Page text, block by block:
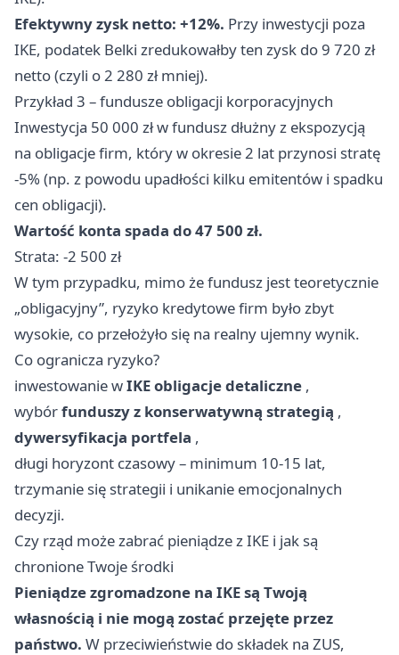
Efektywny zysk netto: +12%. Przy inwestycji poza
IKE, podatek Belki zredukowałby ten zysk do 9 720 zł
netto (czyli o 2 280 zł mniej).
Przykład 3 – fundusze obligacji korporacyjnych
Inwestycja 50 000 zł w fundusz dłużny z ekspozycją
na obligacje firm, który w okresie 2 lat przynosi stratę
-5% (np. z powodu upadłości kilku emitentów i spadku
cen obligacji).
Wartość konta spada do 47 500 zł.
Strata: -2 500 zł
W tym przypadku, mimo że fundusz jest teoretycznie
„obligacyjny”, ryzyko kredytowe firm było zbyt
wysokie, co przełożyło się na realny ujemny wynik.
Co ogranicza ryzyko?
inwestowanie wIKE obligacje detaliczne ,
wybórfunduszy z konserwatywną strategią ,
dywersyfikacja portfela ,
długi horyzont czasowy – minimum 10-15 lat,
trzymanie się strategii i unikanie emocjonalnych
decyzji.
Czy rząd może zabrać pieniądze z IKE i jak są
chronione Twoje środki
Pieniądze zgromadzone na IKE są Twoją
własnością i nie mogą zostać przejęte przez
państwo. W przeciwieństwie do składek na ZUS,